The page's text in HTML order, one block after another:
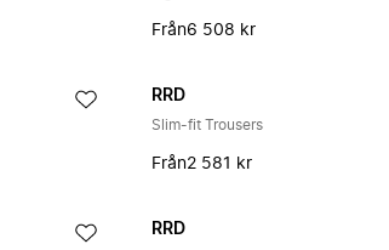
Från6 508 kr
RRD
Slim-fit Trousers
Från2 581 kr
RRD